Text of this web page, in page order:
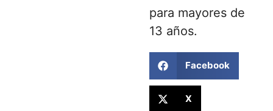
para mayores de
13 años.
Facebook
X